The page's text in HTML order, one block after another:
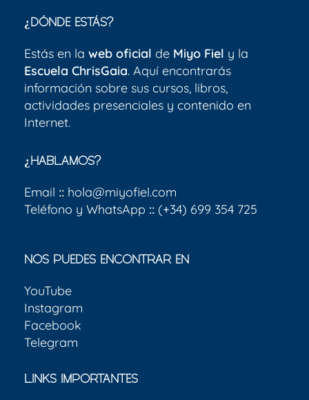
¿DÓNDE ESTÁS?
Estás en la web oficial de Miyo Fiel y la
Escuela ChrisGaia. Aquí encontrarás
información sobre sus cursos, libros,
actividades presenciales y contenido en
Internet.
¿HABLAMOS?
Email :: hola@miyofiel.com
Teléfono y WhatsApp :: (+34) 699 354 725
NOS PUEDES ENCONTRAR EN
YouTube
Instagram
Facebook
Telegram
LINKS IMPORTANTES